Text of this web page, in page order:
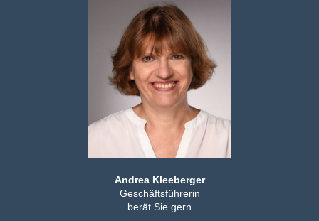
Andrea Kleeberger
Geschäftsführerin
berät Sie gern